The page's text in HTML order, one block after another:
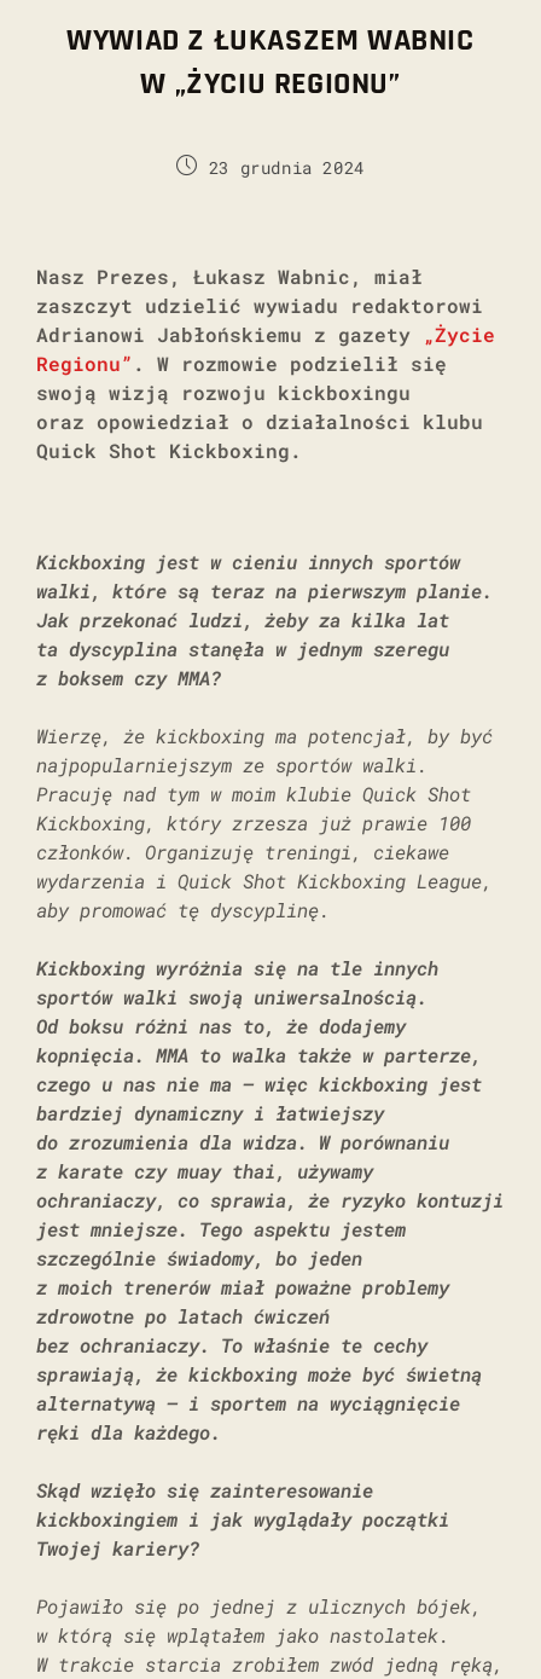
WYWIAD Z ŁUKASZEM WABNIC
W „ŻYCIU REGIONU”
23 grudnia 2024
Nasz Prezes, Łukasz Wabnic, miał
zaszczyt udzielić wywiadu redaktorowi
Adrianowi Jabłońskiemu z gazety
„Życie
Regionu” . W rozmowie podzielił się
swoją wizją rozwoju kickboxingu
oraz opowiedział o działalności klubu
Quick Shot Kickboxing.
Kickboxing jest w cieniu innych sportów
walki, które są teraz na pierwszym planie.
Jak przekonać ludzi, żeby za kilka lat
ta dyscyplina stanęła w jednym szeregu
z boksem czy MMA?
Wierzę, że kickboxing ma potencjał, by być
najpopularniejszym ze sportów walki.
Pracuję nad tym w moim klubie Quick Shot
Kickboxing, który zrzesza już prawie 100
członków. Organizuję treningi, ciekawe
wydarzenia i Quick Shot Kickboxing League,
aby promować tę dyscyplinę.
Kickboxing wyróżnia się na tle innych
sportów walki swoją uniwersalnością.
Od boksu różni nas to, że dodajemy
kopnięcia. MMA to walka także w parterze,
czego u nas nie ma – więc kickboxing jest
bardziej dynamiczny i łatwiejszy
do zrozumienia dla widza. W porównaniu
z karate czy muay thai, używamy
ochraniaczy, co sprawia, że ryzyko kontuzji
jest mniejsze. Tego aspektu jestem
szczególnie świadomy, bo jeden
z moich trenerów miał poważne problemy
zdrowotne po latach ćwiczeń
bez ochraniaczy. To właśnie te cechy
sprawiają, że kickboxing może być świetną
alternatywą – i sportem na wyciągnięcie
ręki dla każdego.
Skąd wzięło się zainteresowanie
kickboxingiem i jak wyglądały początki
Twojej kariery?
Pojawiło się po jednej z ulicznych bójek,
w którą się wplątałem jako nastolatek.
W trakcie starcia zrobiłem zwód jedną ręką,